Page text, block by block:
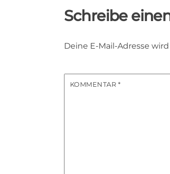
Schreibe
Deine E-Mail-Adresse
KOMMENTAR *